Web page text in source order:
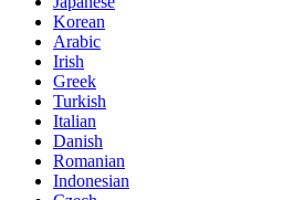
Korean
Arabic
Irish
Greek
Turkish
Italian
Danish
Romanian
Indonesian